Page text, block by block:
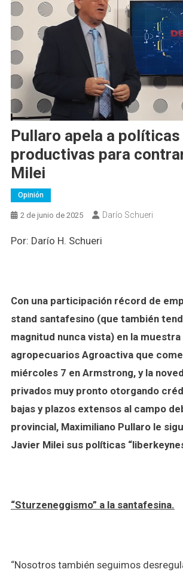
Pullaro apela a políticas
productivas para
Milei
Opinión
2 de junio de 2025 Darío Schueri
Por: Darío H. Schueri
Con una participación récord de
stand santafesino (que también
magnitud nunca vista) en la
agropecuarios Agroactiva que
miércoles 7 en Armstrong, y la
privados muy pronto otorgando
bajas y plazos extensos al campo
provincial, Maximiliano Pullaro le
Javier Milei sus políticas
“Sturzeneggismo” a la santafesina.
“Nosotros también seguimos